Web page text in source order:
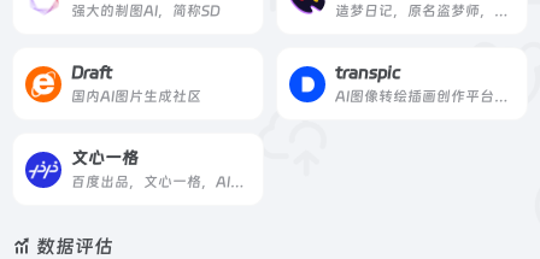
强大的制图AI，简称SD 造梦日记，原名盗梦师，是西湖心辰联合西湖大学研发的一款AI绘画工具，覆盖多模态模型训练和图像生成，包括二次元头像生成、图片设计等，可应用于绘画、动漫游戏、运营策划和电商等领域，人人都可实现自己的创作梦。
Draft
国内AI图片生成社区
transpic
AI图像转绘插画创作平台、上传图片生成多张图片，图片风格转换
文心一格
百度出品，文心一格，AI艺术和创意辅助平台，依托飞桨、文心大模型的技术创新推出的“AI作画”产品，可轻松驾驭多种风格，人人皆可“一语成画”
数据评估